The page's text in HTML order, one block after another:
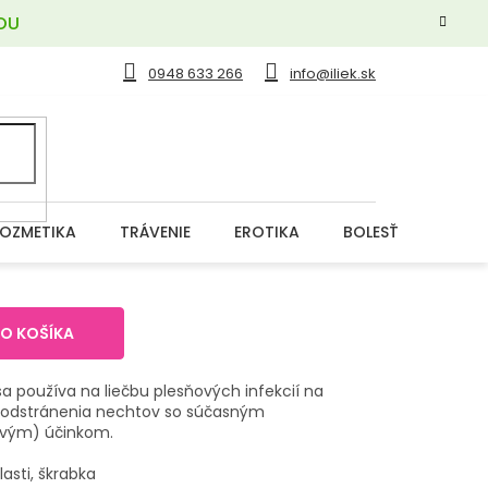
0948 633 266 info@iliek.sk
TRÁVENIE EROTIKA BOLESŤ
KOŠÍKA
používa na liečbu plesňových infekcií na
nechtov so súčasným
účinkom.
škrabka